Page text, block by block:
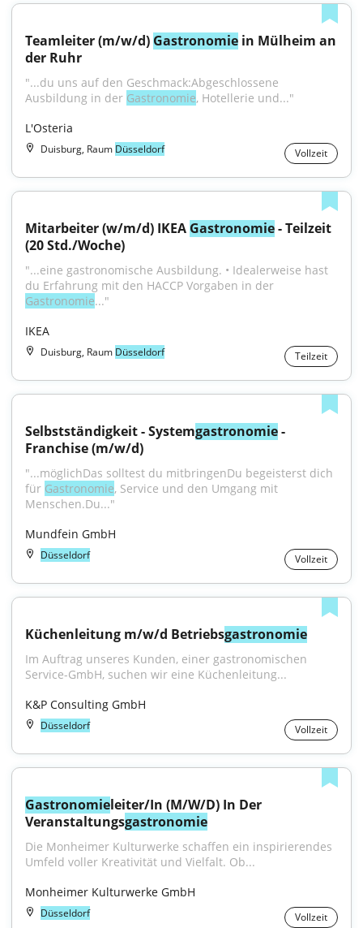
Teamleiter (m/w/d) Gastronomie in Mülheim an
der Ruhr
"...du uns auf den Geschmack:Abgeschlossene
Ausbildung in der Gastronomie, Hotellerie und..."
L'Osteria
Duisburg, Raum Düsseldorf Vollzeit
Mitarbeiter (w/m/d) IKEA Gastronomie - Teilzeit
(20 Std./Woche)
"...eine gastronomische Ausbildung. • Idealerweise hast
Gastronomie..."
IKEA
Duisburg, Raum Düsseldorf Teilzeit
Selbstständigkeit - Systemgastronomie -
Franchise (m/w/d)
"...möglichDas solltest du mitbringenDu begeisterst dich
für Gastronomie, Service und den Umgang mit
Menschen.Du..."
Mundfein GmbH
Düsseldorf Vollzeit
Küchenleitung m/w/d Betriebsgastronomie
Im Auftrag unseres Kunden, einer gastronomischen
Service-GmbH, suchen wir eine Küchenleitung...
K&P Consulting GmbH
Düsseldorf Vollzeit
Gastronomieleiter/In (M/W/D) In Der
Veranstaltungsgastronomie
Die Monheimer Kulturwerke schaffen ein inspirierendes
Umfeld voller Kreativität und Vielfalt. Ob...
Monheimer Kulturwerke GmbH
Düsseldorf Vollzeit